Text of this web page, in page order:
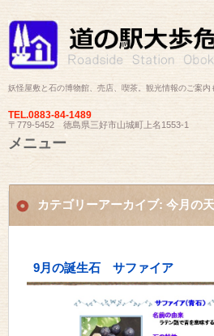
妖怪屋敷と石の博物館、売店、喫茶。観光情報のご案内
TEL.0883-84-1489
〒779-5452 徳島県三好市山城町上名1553-1
メニュー
テ
へ
カテゴリーアーカイブ: 今月の
9月の誕生石 サファイア